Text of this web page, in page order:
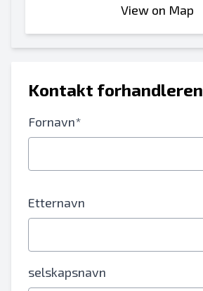
View on Map
Kontakt forhandleren
Fornavn*
Etternavn
selskapsnavn